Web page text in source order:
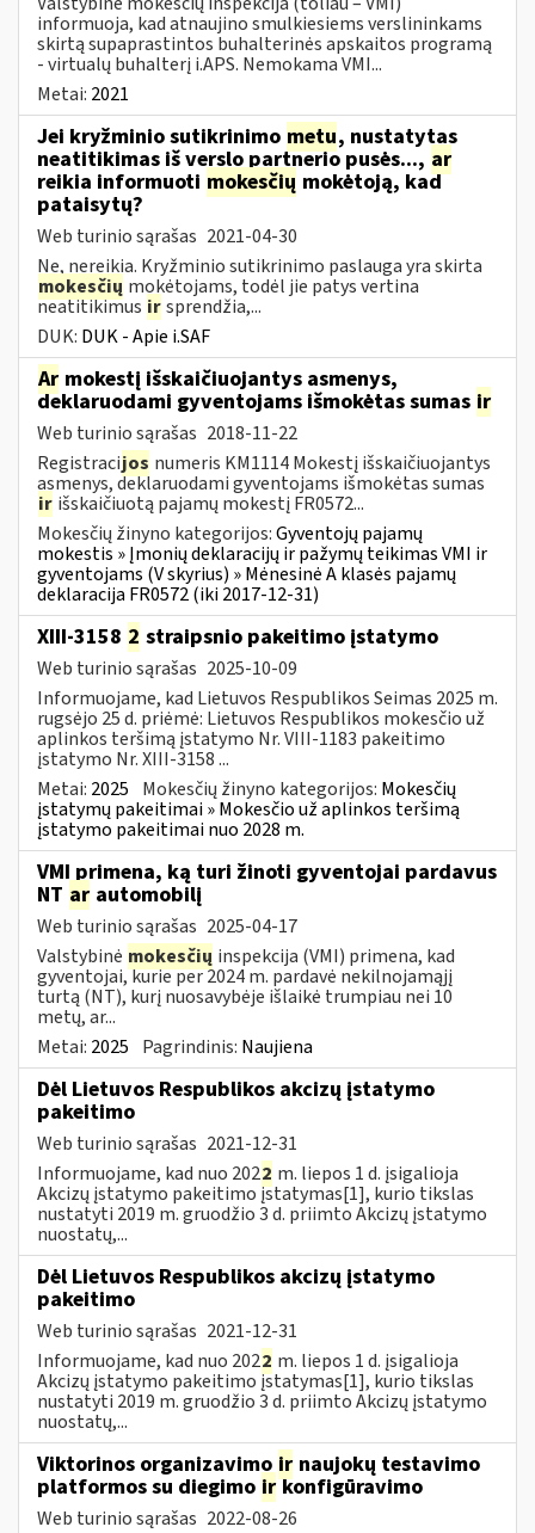
informuoja, kad atnaujino smulkiesiems verslininkams
skirtą supaprastintos buhalterinės apskaitos programą
- virtualų buhalterį i.APS. Nemokama VMI...
Metai: 2021
Jei kryžminio sutikrinimo metu, nustatytas
neatitikimas iš verslo partnerio pusės..., ar
reikia informuoti mokesčių mokėtoją, kad
pataisytų?
Web turinio sąrašas 2021-04-30
Ne, nereikia. Kryžminio sutikrinimo paslauga yra skirta
mokesčių mokėtojams, todėl jie patys vertina
neatitikimus irsprendžia,...
DUK: DUK - Apie i.SAF
Ar mokestį išskaičiuojantys asmenys,
deklaruodami gyventojams išmokėtas sumas ir
Web turinio sąrašas 2018-11-22
Registracijos numeris KM1114 Mokestį išskaičiuojantys
asmenys, deklaruodami gyventojams išmokėtas sumas
ir išskaičiuotą pajamų mokestį FR0572...
Mokesčių žinyno kategorijos:Gyventojų pajamų
mokestis » Įmonių deklaracijų ir pažymų teikimas VMI ir
gyventojams (V skyrius) » Mėnesinė A klasės pajamų
deklaracija FR0572 (iki 2017-12-31)
XIII-3158 2 straipsnio pakeitimo įstatymo
Web turinio sąrašas 2025-10-09
Informuojame, kad Lietuvos Respublikos Seimas 2025 m.
rugsėjo 25 d. priėmė: Lietuvos Respublikos mokesčio už
aplinkos teršimą įstatymo Nr. VIII-1183 pakeitimo
įstatymo Nr. XIII-3158 ...
Metai: 2025 Mokesčių žinyno kategorijos: Mokesčių
įstatymų pakeitimai » Mokesčio už aplinkos teršimą
įstatymo pakeitimai nuo 2028 m.
VMI primena, ką turi žinoti gyventojai pardavus
NT ar automobilį
Web turinio sąrašas 2025-04-17
Valstybinė mokesčių inspekcija (VMI) primena, kad
gyventojai, kurie per 2024 m. pardavė nekilnojamąjį
turtą (NT), kurį nuosavybėje išlaikė trumpiau nei 10
metų, ar...
Metai: 2025 Pagrindinis: Naujiena
Dėl Lietuvos Respublikos akcizų įstatymo
pakeitimo
Web turinio sąrašas 2021-12-31
Informuojame, kad nuo 2022 m. liepos 1 d. įsigalioja
Akcizų įstatymo pakeitimo įstatymas[1], kurio tikslas
nustatyti 2019 m. gruodžio 3 d. priimto Akcizų įstatymo
nuostatų,...
Dėl Lietuvos Respublikos akcizų įstatymo
pakeitimo
Web turinio sąrašas 2021-12-31
Informuojame, kad nuo 2022 m. liepos 1 d. įsigalioja
Akcizų įstatymo pakeitimo įstatymas[1], kurio tikslas
nustatyti 2019 m. gruodžio 3 d. priimto Akcizų įstatymo
nuostatų,...
Viktorinos organizavimo ir naujokų testavimo
platformos su diegimo irkonfigūravimo
Web turinio sąrašas 2022-08-26